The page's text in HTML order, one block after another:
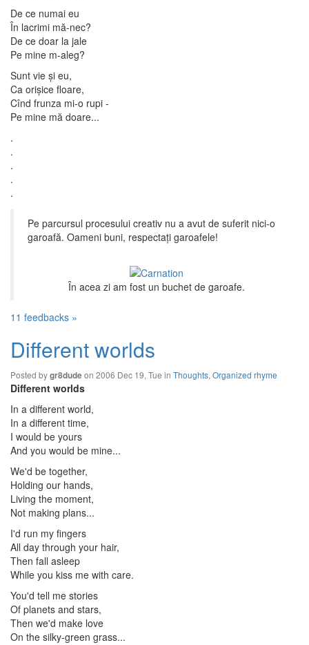
De ce numai eu
În lacrimi mă-nec?
De ce doar la jale
Pe mine m-aleg?
Sunt vie şi eu,
Ca orişice floare,
Cînd frunza mi-o rupi -
Pe mine mă doare...
.
.
.
.
.
Pe parcursul procesului creativ nu a avut de suferit nici-o
garoafă. Oameni buni, respectaţi garoafele!
În acea zi am fost un buchet de garoafe.
11 feedbacks »
Different worlds
Posted bygr8dudeon 2006 Dec 19, Tue in Thoughts, Organized rhyme
Different worlds
In a different world,
In a different time,
I would be yours
And you would be mine...
We'd be together,
Holding our hands,
Living the moment,
Not making plans...
I'd run my fingers
All day through your hair,
Then fall asleep
While you kiss me with care.
You'd tell me stories
Of planets and stars,
Then we'd make love
On the silky-green grass...